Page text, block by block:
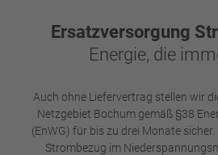
Ersatzversorgung
Energie, die
Auch ohne Liefervertrag stellen wir
Netzgebiet Bochum gemäß §38
(EnWG) für bis zu drei Monate
Strombezug im